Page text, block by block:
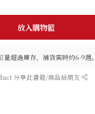
放入購物籃
超過庫存，補貨需時約6-9週。
分享此書籍/商品給朋友